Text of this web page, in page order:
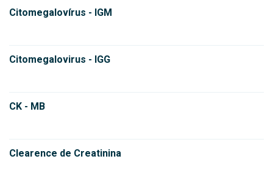
Citomegalovírus - IGM
Citomegalovirus - IGG
CK - MB
Clearence de Creatinina